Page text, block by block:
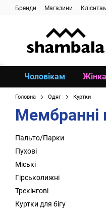
Перейти до основного
Бренди Магазини
Чоловікам
Головна Одяг Куртки
Мембранні
Пальто/Парки
Пухові
Міські
Гірськолижні
Трекінгові
Куртки для бігу